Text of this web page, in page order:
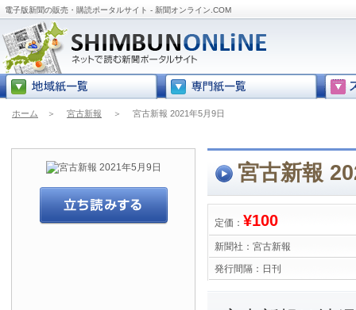
電子版新聞の販売・購読ポータルサイト - 新聞オンライン.COM
ホーム ＞ 宮古新報 ＞ 宮古新報 2021年5月9日
宮古新報
定価： ¥100
新聞社： 宮古新報
発行間隔： 日刊